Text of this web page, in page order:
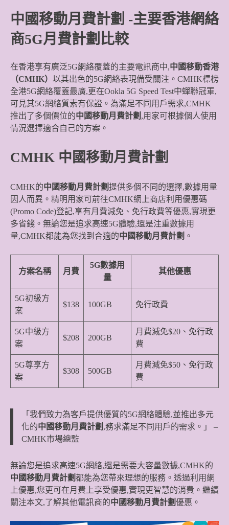
中國移動月費計劃 -主要香港網絡
商5G月費計劃比較
在香港享有廣泛5G網絡覆蓋的主要電訊商中,中國移動香港
（CMHK） 以其出色的5G網絡表現備受關注。CMHK標榜
全港5G網絡覆蓋最廣,更在Ookla 5G Speed Test中蟬聯冠軍,
可見其5G網絡質素有保證。為滿足不同用戶需求,CMHK
推出了多個價位的中國移動月費計劃 ,用家可根據個人使用
情況選擇適合自己的方案。
CMHK 中國移動月費計劃
CMHK的中國移動月費計劃提供多個不同的選擇,數據用量
因人而異。精明用家可前往CMHK網上商店利用優惠碼
(Promo Code)登記,享有月費減免、免行政費等優惠,實現更
多省錢。無論您是追求高速5G體驗,還是注重數據用
量,CMHK都能為您找到合適的中國移動月費計劃 。
方案名稱 月費
5G數據用
量
其他優惠
5G初級方
案
$138 100GB 免行政費
5G中級方
案
$208 200GB
月費減免$20、免行政
費
5G尊享方
案
$308 500GB
月費減免$50、免行政
費
「我們致力為客戶提供優質的5G網絡體驗,並推出多元
化的中國移動月費計劃 ,務求滿足不同用戶的需求。」 –
CMHK市場總監
無論您是追求高速5G網絡,還是需要大容量數據,CMHK的
中國移動月費計劃都能為您帶來理想的服務。透過利用網
上優惠,您更可在月費上享受優惠,實現更智慧的消費。繼續
關注本文,了解其他電訊商的中國移動月費計劃優惠。